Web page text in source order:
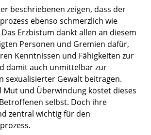
beschriebenen zeigen, dass der
ebenso schmerzlich wie
Erzbistum dankt allen an diesem
Personen und Gremien dafür,
Kenntnissen und Fähigkeiten zur
damit auch unmittelbar zur
sexualisierter Gewalt beitragen.
Mut und Überwindung kostet dieses
selbst. Doch ihre
zentral wichtig für den